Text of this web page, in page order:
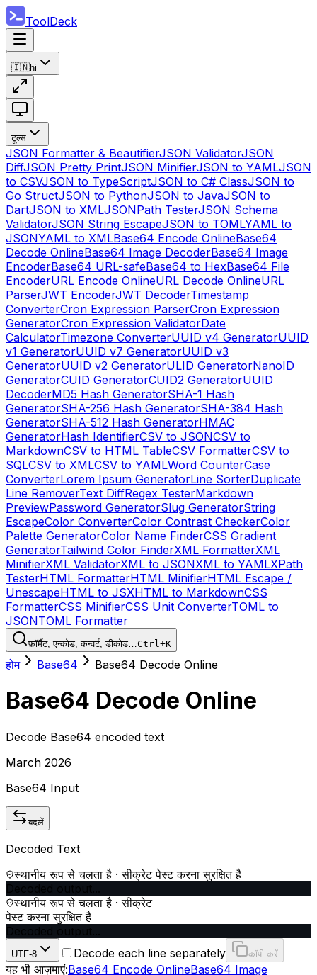
ToolDeck
🇮🇳hi
टूल्स
JSON Formatter & BeautifierJSON ValidatorJSON
DiffJSON Pretty PrintJSON MinifierJSON to YAMLJSON
to CSVJSON to TypeScriptJSON to C# ClassJSON to
Go StructJSON to PythonJSON to JavaJSON to
DartJSON to XMLJSONPath TesterJSON Schema
ValidatorJSON String EscapeJSON to TOMLYAML to
JSONYAML to XMLBase64 Encode OnlineBase64
Decode OnlineBase64 Image DecoderBase64 Image
EncoderBase64 URL-safeBase64 to HexBase64 File
EncoderURL Encode OnlineURL Decode OnlineURL
ParserJWT EncoderJWT DecoderTimestamp
ConverterCron Expression ParserCron Expression
GeneratorCron Expression ValidatorDate
CalculatorTimezone ConverterUUID v4 GeneratorUUID
v1 GeneratorUUID v7 GeneratorUUID v3
GeneratorUUID v2 GeneratorULID GeneratorNanoID
GeneratorCUID GeneratorCUID2 GeneratorUUID
DecoderMD5 Hash GeneratorSHA-1 Hash
GeneratorSHA-256 Hash GeneratorSHA-384 Hash
GeneratorSHA-512 Hash GeneratorHMAC
GeneratorHash IdentifierCSV to JSONCSV to
MarkdownCSV to HTML TableCSV FormatterCSV to
SQLCSV to XMLCSV to YAMLWord CounterCase
ConverterLorem Ipsum GeneratorLine SorterDuplicate
Line RemoverText DiffRegex TesterMarkdown
PreviewPassword GeneratorSlug GeneratorString
EscapeColor ConverterColor Contrast CheckerColor
Palette GeneratorColor Name FinderCSS Gradient
GeneratorTailwind Color FinderXML FormatterXML
MinifierXML ValidatorXML to JSONXML to YAMLXPath
TesterHTML FormatterHTML MinifierHTML Escape /
UnescapeHTML to JSXHTML to MarkdownCSS
FormatterCSS MinifierCSS Unit ConverterTOML to
JSONTOML Formatter
फ़ॉर्मैट, एन्कोड, कन्वर्ट, डीकोड…Ctrl+K
होम Base64 Base64 Decode Online
Base64 Decode Online
Decode Base64 encoded text
March 2026
Base64 Input
बदलें
Decoded Text
स्थानीय रूप से चलता है · सीक्रेट पेस्ट करना सुरक्षित है
स्थानीय रूप से चलता है · सीक्रेट
पेस्ट करना सुरक्षित है
UTF-8 Decode each line separately कॉपी करें
यह भी आज़माएं:Base64 Encode OnlineBase64 Image